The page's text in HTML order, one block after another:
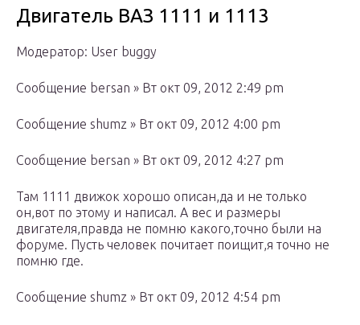
Двигатель ВАЗ 1111 и 1113
Модератор: User buggy
Сообщение bersan » Вт окт 09, 2012 2:49 pm
Сообщение shumz » Вт окт 09, 2012 4:00 pm
Сообщение bersan » Вт окт 09, 2012 4:27 pm
Там 1111 движок хорошо описан,да и не только
он,вот по этому и написал. А вес и размеры
двигателя,правда не помню какого,точно были на
форуме. Пусть человек почитает поищит,я точно не
помню где.
Сообщение shumz » Вт окт 09, 2012 4:54 pm